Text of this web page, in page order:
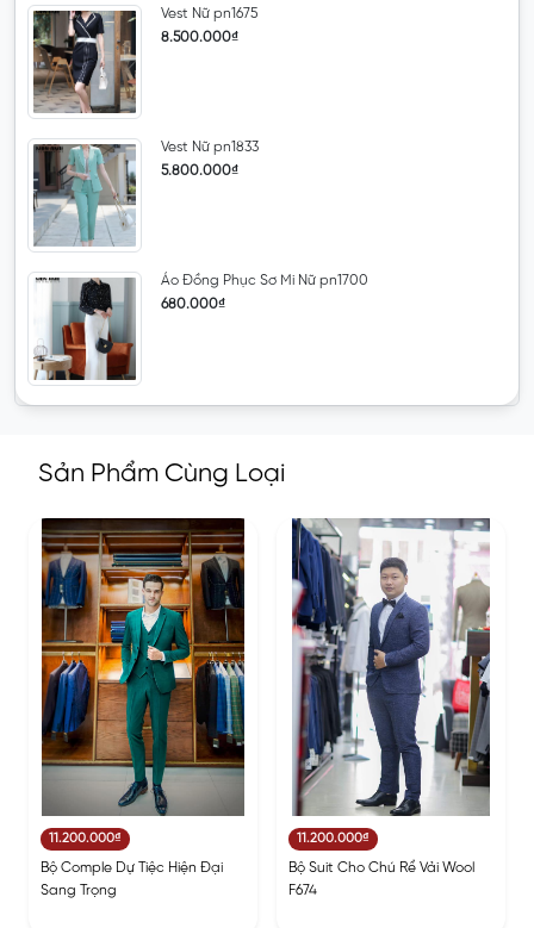
Vest Nữ pn1675
8.500.000₫
Vest Nữ pn1833
5.800.000₫
Áo Đồng Phục Sơ Mi Nữ pn1700
680.000₫
Sản Phẩm Cùng Loại
11.200.000₫
Bộ Comple Dự Tiệc Hiện Đại
Sang Trọng
11.200.000₫
Bộ Suit Cho Chú Rể Vải Wool
F674